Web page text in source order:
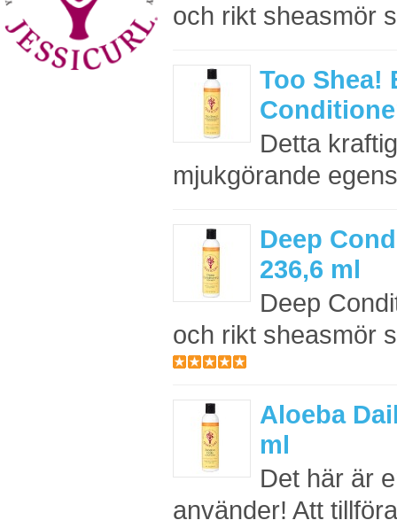
och rikt sheasmör
Too Shea!
Detta
mjukgörande
Deep
236,6 ml
Deep
och rikt sheasmör
Aloeba
ml
Det här är
använder! Att